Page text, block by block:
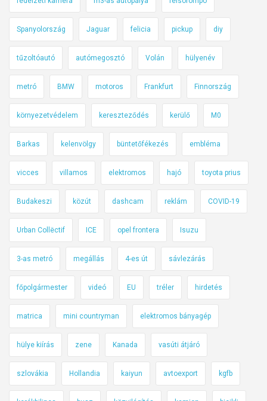
Spanyolország Jaguar felicia pickup diy
tűzoltóautó autómegosztó Volán hülyenév
metró BMW motoros Frankfurt Finnország
környezetvédelem kereszteződés kerülő M0
Barkas kelenvölgy büntetőfékezés embléma
vicces villamos elektromos hajó toyota prius
Budakeszi közút dashcam reklám COVID-19
Urban Collëctif ICE opel frontera Isuzu
3-as metró megállás 4-es út sávlezárás
főpolgármester videó EU tréler hirdetés
matrica mini countryman elektromos bányagép
hülye kiírás zene Kanada vasúti átjáró
szlovákia Hollandia kaiyun avtoexport kgfb